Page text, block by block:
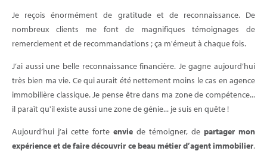
Je reçois énormément de gratitude et de reconnaissance. De
nombreux clients me font de magnifiques témoignages de
remerciement et de recommandations ; ça m'émeut à chaque fois.
J’ai aussi une belle reconnaissance financière. Je gagne aujourd’hui
très bien ma vie. Ce qui aurait été nettement moins le cas en agence
immobilière classique. Je pense être dans ma zone de compétence...
il paraît qu'il existe aussi une zone de génie... je suis en quête !
Aujourd’hui j’ai cette forte envie de témoigner, de partager mon
expérience et de faire découvrir ce beau métier d’agent immobilier.